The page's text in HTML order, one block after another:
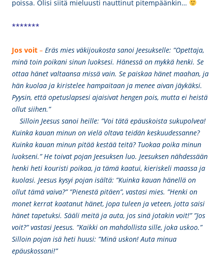
poissa. Olisi siitä mieluusti nauttinut pitempäänkin…
*******
Jos voit – Eräs mies väkijoukosta sanoi Jeesukselle: ”Opettaja,
minä toin poikani sinun luoksesi. Hänessä on mykkä henki. Se
ottaa hänet valtaansa missä vain. Se paiskaa hänet maahan, ja
hän kuolaa ja kiristelee hampaitaan ja menee aivan jäykäksi.
Pyysin, että opetuslapsesi ajaisivat hengen pois, mutta ei heistä
ollut siihen.”
Silloin Jeesus sanoi heille: ”Voi tätä epäuskoista sukupolvea!
Kuinka kauan minun on vielä oltava teidän keskuudessanne?
Kuinka kauan minun pitää kestää teitä? Tuokaa poika minun
luokseni.” He toivat pojan Jeesuksen luo. Jeesuksen nähdessään
henki heti kouristi poikaa, ja tämä kaatui, kieriskeli maassa ja
kuolasi. Jeesus kysyi pojan isältä: ”Kuinka kauan hänellä on
ollut tämä vaiva?” ”Pienestä pitäen”, vastasi mies. ”Henki on
monet kerrat kaatanut hänet, jopa tuleen ja veteen, jotta saisi
hänet tapetuksi. Sääli meitä ja auta, jos sinä jotakin voit!” ”Jos
voit?” vastasi Jeesus. ”Kaikki on mahdollista sille, joka uskoo.”
Silloin pojan isä heti huusi: ”Minä uskon! Auta minua
epäuskossani!”